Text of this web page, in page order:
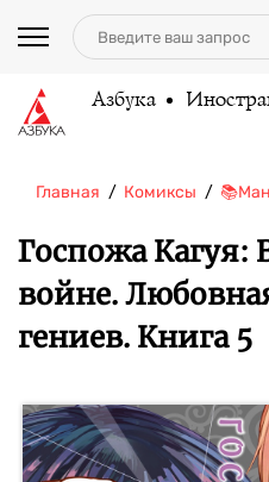
Азбука
Главная Комиксы
Госпожа Кагуя:
войне.
гениев. Книга 5